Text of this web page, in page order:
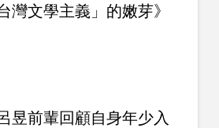
灣文學主義」的嫩芽》
昱前輩回顧自身年少入